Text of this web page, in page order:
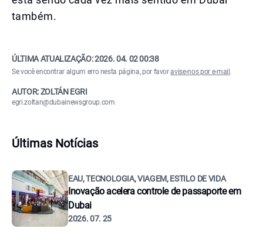
também.
ÚLTIMA ATUALIZAÇÃO:2026. 04. 02 00:38
Se você encontrar algum erro nesta página, por favoravise-nos por e-mail .
AUTOR: ZOLTÁN EGRI
egri.zoltan@dubainewsgroup.com
Últimas Notícias
EAU, TECNOLOGIA, VIAGEM, ESTILO DE VIDA
Inovação acelera controle de passaporte em
Dubai
2026. 07. 25